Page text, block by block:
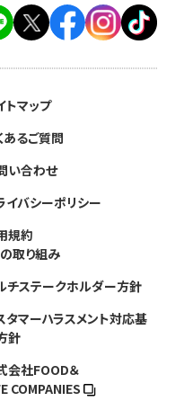
トマップ
あるご質問
い合わせ
イバシーポリシー
規約
取り組み
チステークホルダー方針
タマーハラスメント対応基
針
会社FOOD＆
COMPANIES